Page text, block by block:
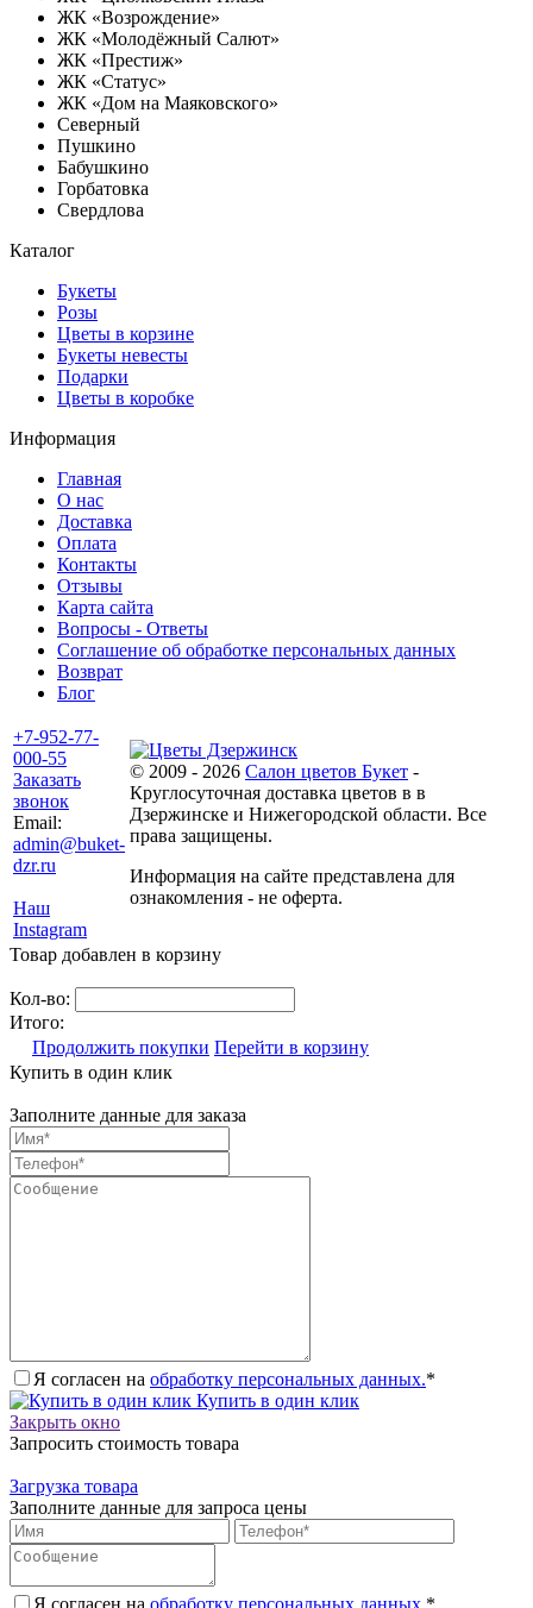
ЖК «Возрождение»
ЖК «Молодёжный Салют»
ЖК «Престиж»
ЖК «Статус»
ЖК «Дом на Маяковского»
Северный
Пушкино
Бабушкино
Горбатовка
Свердлова
Каталог
Букеты
Розы
Цветы в корзине
Букеты невесты
Подарки
Цветы в коробке
Информация
Главная
О нас
Доставка
Оплата
Контакты
Отзывы
Карта сайта
Вопросы - Ответы
Соглашение об обработке персональных данных
Возврат
Блог
+7-952-77-
000-55
Заказать
звонок
Email:
admin@buket-
dzr.ru
Наш
Instagram
© 2009 - 2026 Салон цветов Букет -
Круглосуточная доставка цветов в в
Дзержинске и Нижегородской области. Все
права защищены.
Информация на сайте представлена для
ознакомления - не оферта.
Товар добавлен в корзину
Кол-во:
Итого:
Продолжить покупки Перейти в корзину
Купить в один клик
Заполните данные для заказа
Я согласен на обработку персональных данных.*
Купить в один клик
Закрыть окно
Запросить стоимость товара
Загрузка товара
Заполните данные для запроса цены